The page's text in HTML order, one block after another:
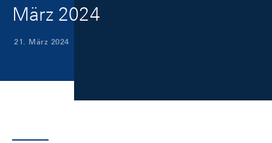
März 2024
21. März 2024